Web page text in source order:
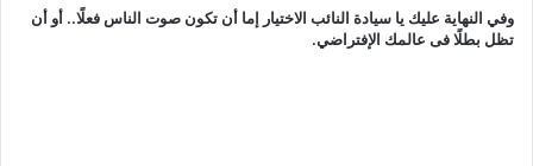
وفي النهاية عليك يا سيادة النائب الاختيار إما أن تكون صوت الناس فعلًا.. أو أن
تظل بطلًا فى عالمك الإفتراضي.